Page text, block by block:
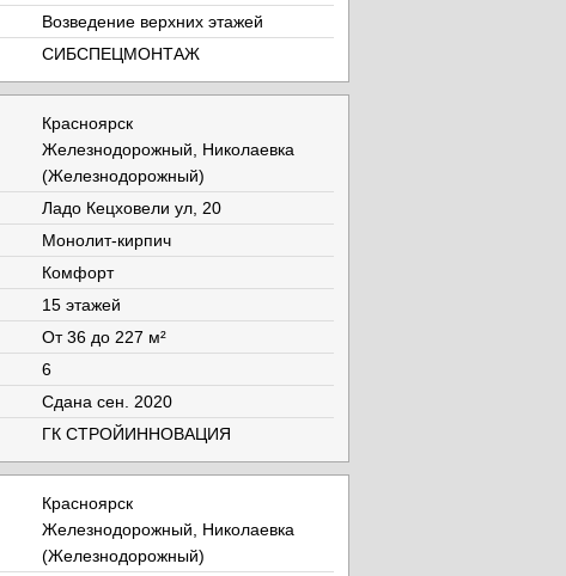
Возведение верхних этажей
СИБСПЕЦМОНТАЖ
Красноярск
Железнодорожный, Николаевка
(Железнодорожный)
Ладо Кецховели ул, 20
Монолит-кирпич
Комфорт
15 этажей
От 36 до 227 м²
6
Cдана сен. 2020
ГК СТРОЙИННОВАЦИЯ
Красноярск
Железнодорожный, Николаевка
(Железнодорожный)